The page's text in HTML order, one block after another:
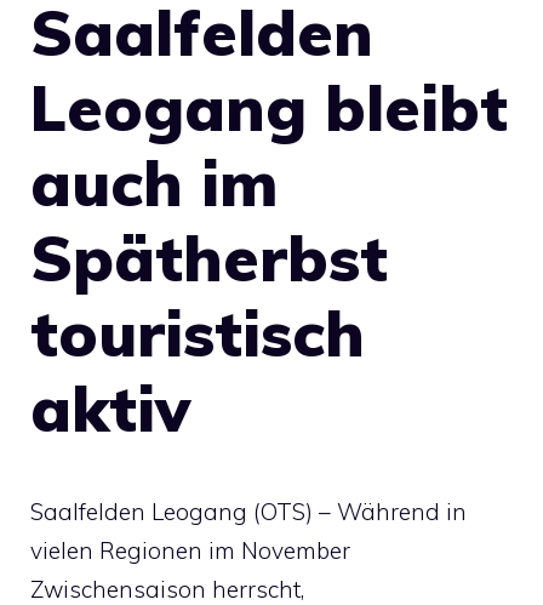
Saalfelden
Leogang bleibt
auch im
Spätherbst
touristisch
aktiv
Saalfelden Leogang (OTS) – Während in
vielen Regionen im November
Zwischensaison herrscht,